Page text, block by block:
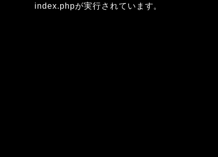
index.phpが実行されています。